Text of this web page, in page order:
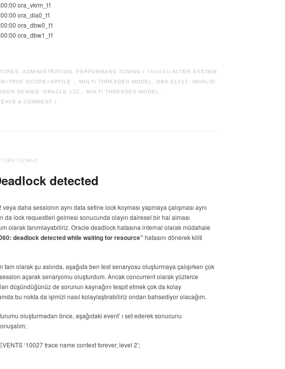
ora_vkrm_t1
ora_dia0_t1
ora_dbw0_t1
ora_dbw1_t1
ADMINISTRATION PERFORMANS TUNING / TAGGED ALTER SYSTEM
SCOPE=SPFILE ;
MULTI THREADED MODEL
ORA-01017: INVALID
DENIED
ORACLE 12C - MULTI THREADED MODEL
A COMMENT /
detected
daha sessionın aynı data setine lock koyması yapmaya çalışması aynı
da lock requestleri gelmesi sonucunda olayın dairesel bir hal alması
olarak tanımlayabiliriz. Oracle deadlock hatasına internal olarak müdahale
deadlock detected while waiting for resource”hatasını dönerek kiliti
tam olarak şu aslında, aşağıda ben test senaryosu oluşturmaya çalışırken çok
açarak senaryomu oluşturdum. Ancak concurrent olarak yüzlerce
düşündüğünüz de sorunun kaynağını tespit etmek çok da kolay
bu nokta da işimizi nasıl kolaylaştırabiliriz ondan bahsediyor olacağım.
oluşturmadan önce, aşağıdaki event’ ı set ederek sonucunu
‘10027 trace name context forever, level 2’;